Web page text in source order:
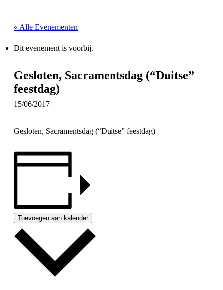
« Alle Evenementen
Dit evenement is voorbij.
Gesloten, Sacramentsdag (“Duitse”
feestdag)
15/06/2017
Gesloten, Sacramentsdag (“Duitse” feestdag)
Toevoegen aan kalender